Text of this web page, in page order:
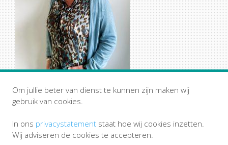
Om jullie beter van dienst te kunnen zijn maken wij
gebruik van cookies.
In ons privacystatement staat hoe wij cookies inzetten.
Wij adviseren de cookies te accepteren.